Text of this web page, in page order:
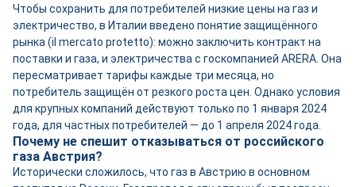
Чтобы сохранить для потребителей низкие цены на газ и
электричество, в Италии введено понятие защищённого
рынка (il mercato protetto): можно заключить контракт на
поставки и газа, и электричества с госкомпанией ARERA. Она
пересматривает тарифы каждые три месяца, но
потребитель защищён от резкого роста цен. Однако условия
для крупных компаний действуют только по 1 января 2024
года, для частных потребителей — до 1 апреля 2024 года.
Почему не спешит отказываться от российского
газа Австрия?
Исторически сложилось, что газ в Австрию в основном